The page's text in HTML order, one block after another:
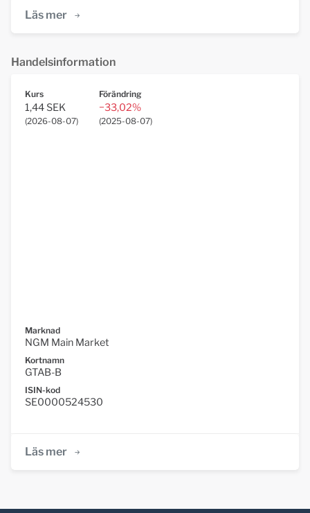
Läs mer
Handelsinformation
Kurs
1,44 SEK
(2026-08-07)
Förändring
−33,02%
(2025-08-07)
Marknad
NGM Main Market
Kortnamn
GTAB-B
ISIN-kod
SE0000524530
Läs mer